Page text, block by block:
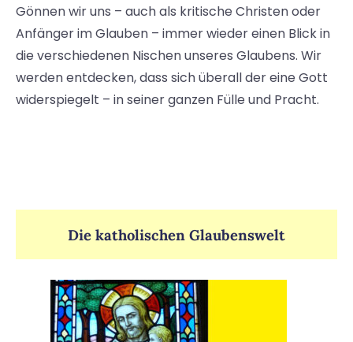
Gönnen wir uns – auch als kritische Christen oder
Anfänger im Glauben – immer wieder einen Blick in
die verschiedenen Nischen unseres Glaubens. Wir
werden entdecken, dass sich überall der eine Gott
widerspiegelt – in seiner ganzen Fülle und Pracht.
Die katholischen Glaubenswelt